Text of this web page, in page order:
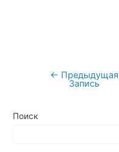
Навигация
← Предыдущая
Запись
Поиск